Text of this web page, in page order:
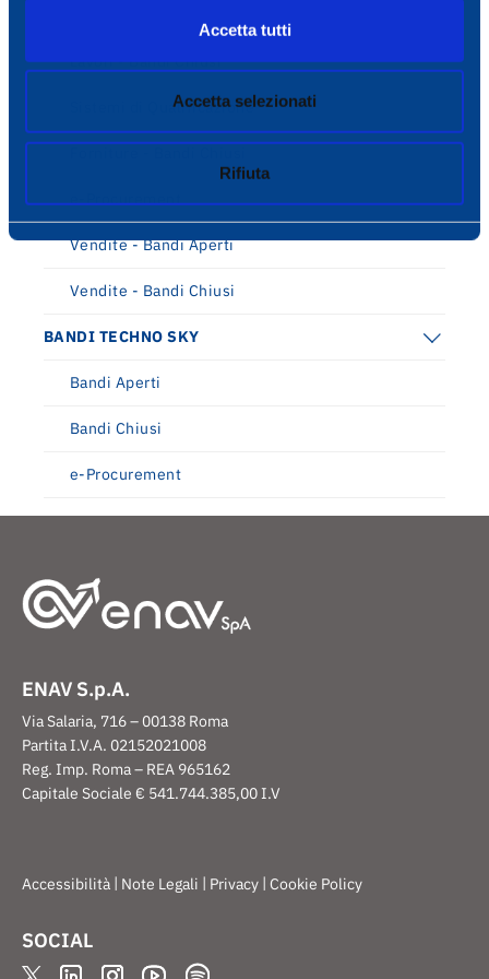
Accetta tutti
Accetta selezionati
Rifiuta
Lavori - Bandi Chiusi
Sistemi di Qualificazione
e-Procurement
Vendite - Bandi Aperti
Vendite - Bandi Chiusi
BANDI TECHNO SKY
Bandi Aperti
Bandi Chiusi
e-Procurement
ENAV S.p.A.
Via Salaria, 716 – 00138 Roma
Partita I.V.A. 02152021008
Reg. Imp. Roma – REA 965162
Capitale Sociale € 541.744.385,00 I.V
Accessibilità | Note Legali | Privacy | Cookie Policy
SOCIAL